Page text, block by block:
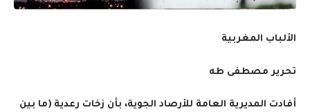
الألباب المغربية
تحرير مصطفى طه
أفادت المديرية العامة للأرصاد الجوية، بأن زخات رعدية (ما بين